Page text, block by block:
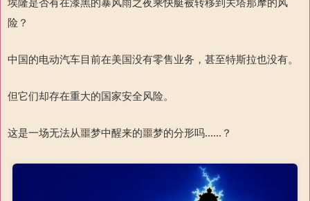
险？
中国的电动汽车目前在美国没有零售业务，甚至特斯拉也没有。
但它们却存在重大的国家安全风险。
这是一场无法从噩梦中醒来的噩梦的分形吗......？